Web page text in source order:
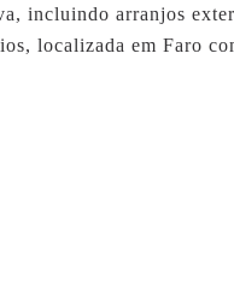
incluindo arranjos
localizada em Faro